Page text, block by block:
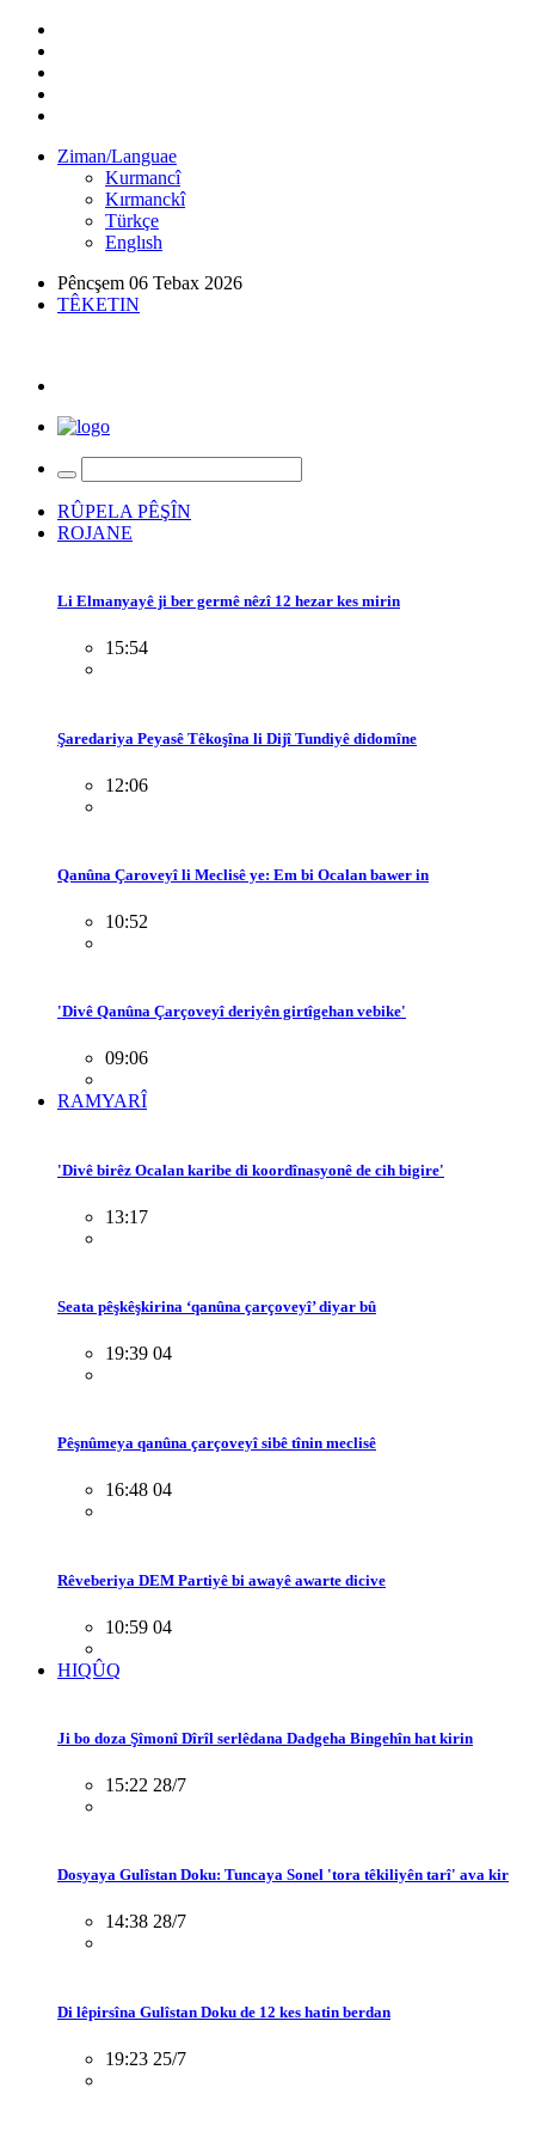
Ziman/Languae
Kurmancî
Kırmanckî
Türkçe
Englısh
Pêncşem 06 Tebax 2026
TÊKETIN
RÛPELA PÊŞÎN
ROJANE
Li Elmanyayê ji ber germê nêzî 12 hezar kes mirin
15:54
Şaredariya Peyasê Têkoşîna li Dijî Tundiyê didomîne
12:06
Qanûna Çaroveyî li Meclisê ye: Em bi Ocalan bawer in
10:52
'Divê Qanûna Çarçoveyî deriyên girtîgehan vebike'
09:06
RAMYARÎ
'Divê birêz Ocalan karibe di koordînasyonê de cih bigire'
13:17
Seata pêşkêşkirina ‘qanûna çarçoveyî’ diyar bû
19:39 04
Pêşnûmeya qanûna çarçoveyî sibê tînin meclisê
16:48 04
Rêveberiya DEM Partiyê bi awayê awarte dicive
10:59 04
HIQÛQ
Ji bo doza Şîmonî Dîrîl serlêdana Dadgeha Bingehîn hat kirin
15:22 28/7
Dosyaya Gulîstan Doku: Tuncaya Sonel 'tora têkiliyên tarî' ava kir
14:38 28/7
Di lêpirsîna Gulîstan Doku de 12 kes hatin berdan
19:23 25/7